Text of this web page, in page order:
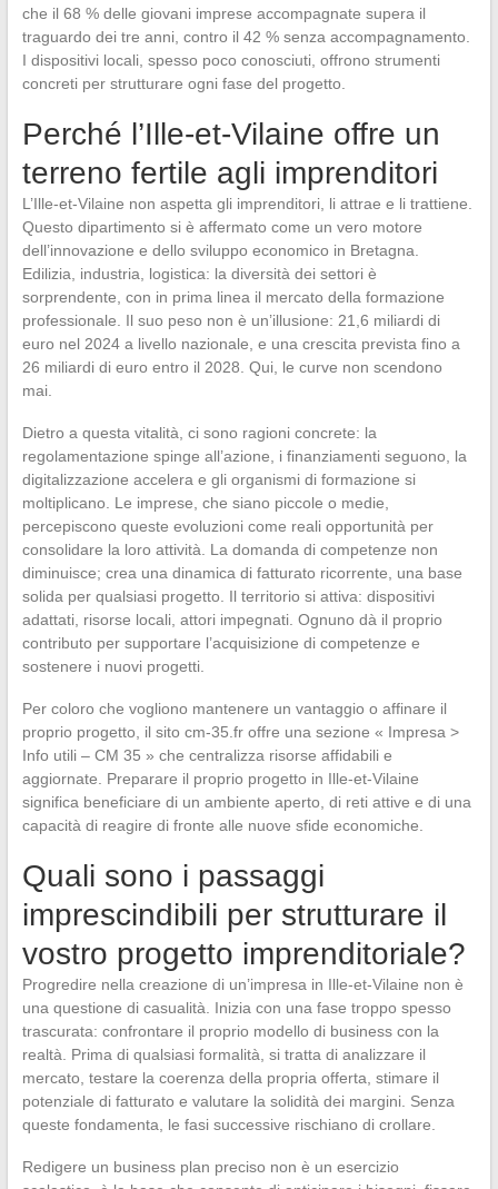
che il 68 % delle giovani imprese accompagnate supera il
traguardo dei tre anni, contro il 42 % senza accompagnamento.
I dispositivi locali, spesso poco conosciuti, offrono strumenti
concreti per strutturare ogni fase del progetto.
Perché l’Ille-et-Vilaine offre un
terreno fertile agli imprenditori
L’Ille-et-Vilaine non aspetta gli imprenditori, li attrae e li trattiene.
Questo dipartimento si è affermato come un vero motore
dell’innovazione e dello sviluppo economico in Bretagna.
Edilizia, industria, logistica: la diversità dei settori è
sorprendente, con in prima linea il mercato della formazione
professionale. Il suo peso non è un’illusione: 21,6 miliardi di
euro nel 2024 a livello nazionale, e una crescita prevista fino a
26 miliardi di euro entro il 2028. Qui, le curve non scendono
mai.
Dietro a questa vitalità, ci sono ragioni concrete: la
regolamentazione spinge all’azione, i finanziamenti seguono, la
digitalizzazione accelera e gli organismi di formazione si
moltiplicano. Le imprese, che siano piccole o medie,
percepiscono queste evoluzioni come reali opportunità per
consolidare la loro attività. La domanda di competenze non
diminuisce; crea una dinamica di fatturato ricorrente, una base
solida per qualsiasi progetto. Il territorio si attiva: dispositivi
adattati, risorse locali, attori impegnati. Ognuno dà il proprio
contributo per supportare l’acquisizione di competenze e
sostenere i nuovi progetti.
Per coloro che vogliono mantenere un vantaggio o affinare il
proprio progetto, il sito cm-35.fr offre una sezione « Impresa >
Info utili – CM 35 » che centralizza risorse affidabili e
aggiornate. Preparare il proprio progetto in Ille-et-Vilaine
significa beneficiare di un ambiente aperto, di reti attive e di una
capacità di reagire di fronte alle nuove sfide economiche.
Quali sono i passaggi
imprescindibili per strutturare il
vostro progetto imprenditoriale?
Progredire nella creazione di un’impresa in Ille-et-Vilaine non è
una questione di casualità. Inizia con una fase troppo spesso
trascurata: confrontare il proprio modello di business con la
realtà. Prima di qualsiasi formalità, si tratta di analizzare il
mercato, testare la coerenza della propria offerta, stimare il
potenziale di fatturato e valutare la solidità dei margini. Senza
queste fondamenta, le fasi successive rischiano di crollare.
Redigere un business plan preciso non è un esercizio